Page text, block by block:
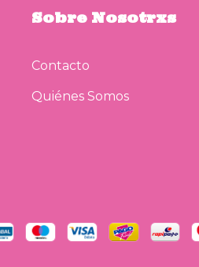
Sobre Nosotrxs
Contacto
Quiénes Somos